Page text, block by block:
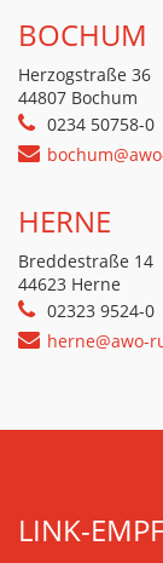
BOCHUM
Herzogstraße 36
44807 Bochum
0234 50758-0
HERNE
Breddestraße 14
44623 Herne
02323 9524-0
herne@awo-
LINK-